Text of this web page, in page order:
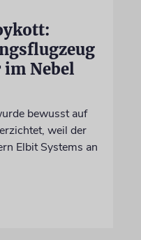
Nebel
bewusst auf
weil der
Elbit Systems an